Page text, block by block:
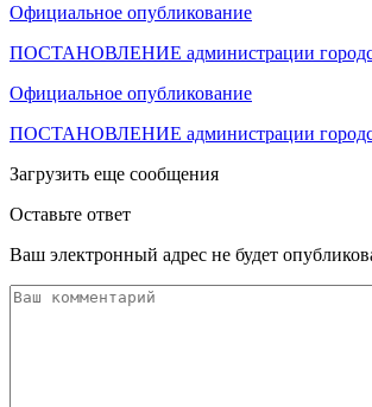
Официальное опубликование
ПОСТАНОВЛЕНИЕ администрации
Официальное опубликование
ПОСТАНОВЛЕНИЕ администрации
Загрузить еще сообщения
Оставьте ответ
Ваш электронный адрес не будет